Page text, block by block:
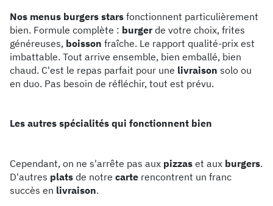
Nos menus burgers stars fonctionnent particulièrement
bien. Formule complète : burgerde votre choix, frites
généreuses, boisson fraîche. Le rapport qualité-prix est
imbattable. Tout arrive ensemble, bien emballé, bien
chaud. C'est le repas parfait pour une livraison solo ou
en duo. Pas besoin de réfléchir, tout est prévu.
Les autres spécialités qui fonctionnent bien
Cependant, on ne s'arrête pas aux pizzas et aux burgers.
D'autres plats de notre carte rencontrent un franc
succès en livraison.